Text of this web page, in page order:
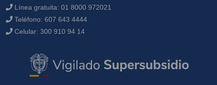
Línea gratuita: 01 8000 972021
Teléfono: 607 643 4444
Celular: 300 910 94 14